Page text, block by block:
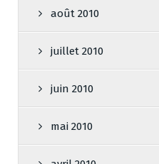
août 2010
juillet 2010
juin 2010
mai 2010